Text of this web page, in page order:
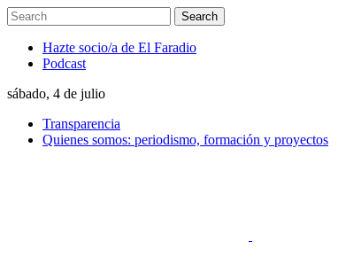
Hazte socio/a de El Faradio
Podcast
sábado, 4 de julio
Transparencia
Quienes somos: periodismo, formación y proyectos